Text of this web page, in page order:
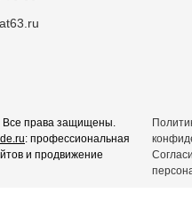
Все права защищены.
: профессиональная
и продвижение